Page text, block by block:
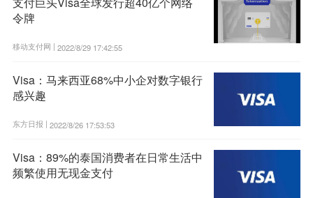
令牌
移动支付网 | 2022/8/29 17:42:55
Visa：马来西亚68%中小企对数字银行
感兴趣
东方日报 | 2022/8/26 17:53:53
Visa：89%的泰国消费者在日常生活中
频繁使用无现金支付